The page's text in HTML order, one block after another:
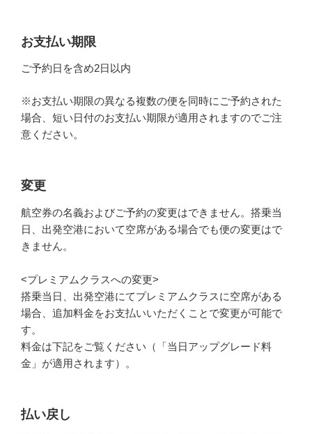
お支払い期限
ご予約日を含め2日以内
※お支払い期限の異なる複数の便を同時にご予約された
場合、短い日付のお支払い期限が適用されますのでご注
意ください。
変更
航空券の名義およびご予約の変更はできません。搭乗当
日、出発空港において空席がある場合でも便の変更はで
きません。
<プレミアムクラスへの変更>
搭乗当日、出発空港にてプレミアムクラスに空席がある
場合、追加料金をお支払いいただくことで変更が可能で
す。
料金は下記をご覧ください（「当日アップグレード料
金」が適用されます）。
払い戻し